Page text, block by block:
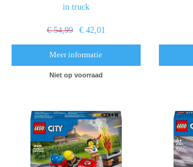
in truck
€ 54,99 € 42,01
Meer informatie
Niet op voorraad